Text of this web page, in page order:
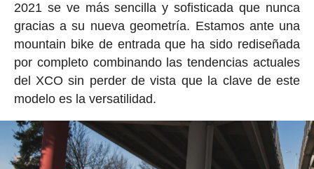
2021 se ve más sencilla y sofisticada que nunca
gracias a su nueva geometría. Estamos ante una
mountain bike de entrada que ha sido rediseñada
por completo combinando las tendencias actuales
del XCO sin perder de vista que la clave de este
modelo es la versatilidad.